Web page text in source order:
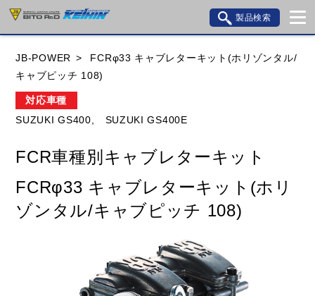
製品検索
車種検索
HONDA YAMAHA SUZUKI
KAWASAKI BMW DUCATI GILERA
HUSQVANA KTM MOTO GUZZI
TRIUMPH
閉じる
JB-POWER
FCRφ33 キャブレターキット(ホリゾンタル/
キャブピッチ 108)
対応車種
SUZUKI GS400,
SUZUKI GS400E
FCR車種別キャブレターキット
FCRφ33 キャブレターキット(ホリ
ゾンタル/キャブピッチ 108)